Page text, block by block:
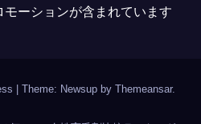
ーションが含まれています
| Theme: Newsup by Themeansar.